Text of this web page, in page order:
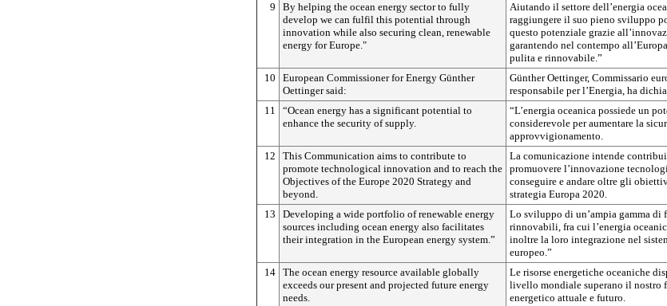
9
By helping the ocean energy sector to fully
develop we can fulfil this potential through
innovation while also securing clean, renewable
energy for Europe."
Aiutando il settore dell’energia
raggiungere il suo pieno sviluppo
questo potenziale grazie
garantendo nel contempo
pulita e rinnovabile.”
10
European Commissioner for Energy Günther
Oettinger said:
Günther Oettinger, Commissario
responsabile per l’Energia, ha
11
“Ocean energy has a significant potential to
enhance the security of supply.
“L’energia oceanica possiede un
considerevole per aumentare la
approvvigionamento.
12
This Communication aims to contribute to
promote technological innovation and to reach the
Objectives of the Europe 2020 Strategy and
beyond.
La comunicazione intende
promuovere l’innovazione
conseguire e andare oltre gli
strategia Europa 2020.
13
Developing a wide portfolio of renewable energy
sources including ocean energy also facilitates
their integration in the European energy system.”
Lo sviluppo di un’ampia gamma di
rinnovabili, fra cui l’energia
inoltre la loro integrazione nel
europeo.”
14 The ocean energy resource available globally
exceeds our present and projected future energy
needs.
Le risorse energetiche oceaniche
livello mondiale superano il nostro
energetico attuale e futuro.